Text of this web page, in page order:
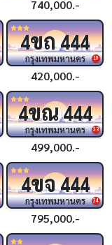
740,000.-
19
4ขถ444
กรุงเทพมหานคร
420,000.-
23
4ขณ444
กรุงเทพมหานคร
499,000.-
24
4ขจ444
กรุงเทพมหานคร
795,000.-